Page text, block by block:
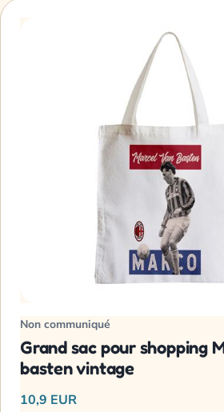
Non communiqué
Grand sac pour shopping
basten vintage
10,9 EUR